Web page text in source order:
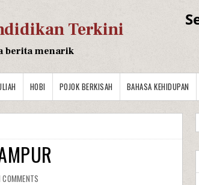
Terkini
berita menarik
HOBI POJOK BERKISAH BAHASA KEHIDUPAN
COMMENTS